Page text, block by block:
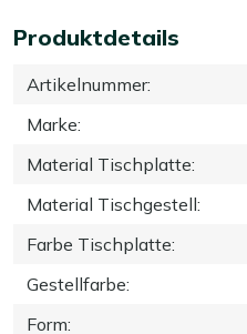
Produktdetails
Artikelnummer:
Marke:
Material Tischplatte:
Material Tischgestell:
Farbe Tischplatte:
Gestellfarbe:
Form: